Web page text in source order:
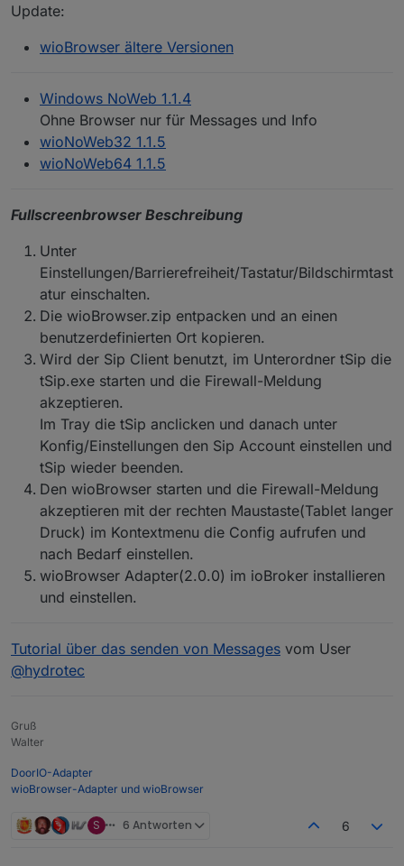
Update:
wioBrowser ältere Versionen
Windows NoWeb 1.1.4
Ohne Browser nur für Messages und Info
wioNoWeb32 1.1.5
wioNoWeb64 1.1.5
Fullscreenbrowser Beschreibung
Unter
Einstellungen/Barrierefreiheit/Tastatur/Bildschirmtast
atur einschalten.
Die wioBrowser.zip entpacken und an einen
benutzerdefinierten Ort kopieren.
Wird der Sip Client benutzt, im Unterordner tSip die
tSip.exe starten und die Firewall-Meldung
akzeptieren.
Im Tray die tSip anclicken und danach unter
Konfig/Einstellungen den Sip Account einstellen und
tSip wieder beenden.
Den wioBrowser starten und die Firewall-Meldung
akzeptieren mit der rechten Maustaste(Tablet langer
Druck) im Kontextmenu die Config aufrufen und
nach Bedarf einstellen.
wioBrowser Adapter(2.0.0) im ioBroker installieren
und einstellen.
Tutorial über das senden von Messages vom User
@hydrotec
Gruß
Walter
DoorIO-Adapter
wioBrowser-Adapter und wioBrowser
S 6 Antworten 6